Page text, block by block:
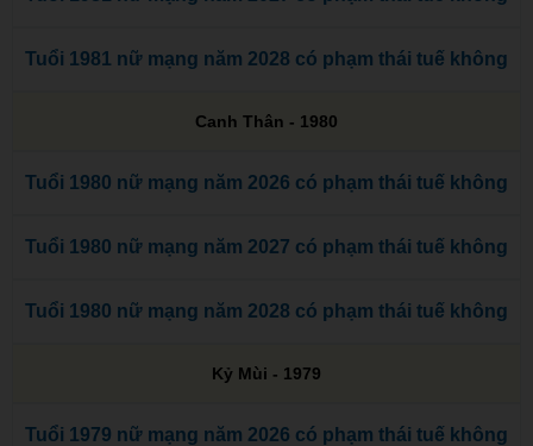
Tuổi 1981 nữ mạng năm 2028 có phạm thái tuế không
Canh Thân - 1980
Tuổi 1980 nữ mạng năm 2026 có phạm thái tuế không
Tuổi 1980 nữ mạng năm 2027 có phạm thái tuế không
Tuổi 1980 nữ mạng năm 2028 có phạm thái tuế không
Kỷ Mùi - 1979
Tuổi 1979 nữ mạng năm 2026 có phạm thái tuế không